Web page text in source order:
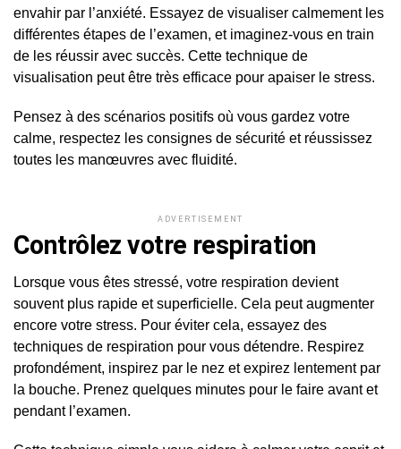
envahir par l’anxiété. Essayez de visualiser calmement les
différentes étapes de l’examen, et imaginez-vous en train
de les réussir avec succès. Cette technique de
visualisation peut être très efficace pour apaiser le stress.
Pensez à des scénarios positifs où vous gardez votre
calme, respectez les consignes de sécurité et réussissez
toutes les manœuvres avec fluidité.
ADVERTISEMENT
Contrôlez votre respiration
Lorsque vous êtes stressé, votre respiration devient
souvent plus rapide et superficielle. Cela peut augmenter
encore votre stress. Pour éviter cela, essayez des
techniques de respiration pour vous détendre. Respirez
profondément, inspirez par le nez et expirez lentement par
la bouche. Prenez quelques minutes pour le faire avant et
pendant l’examen.